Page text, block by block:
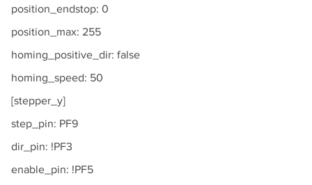
position_endstop: 0
position_max: 255
homing_positive_dir: false
homing_speed: 50
[stepper_y]
step_pin: PF9
dir_pin: !PF3
enable_pin: !PF5